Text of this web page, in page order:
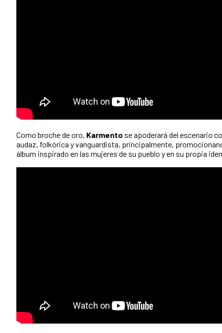
Como broche de oro, Karmento se apoderará del escenario
audaz, folkórica y vanguardista, principalmente,
álbum inspirado en las mujeres de su pueblo y en su propia